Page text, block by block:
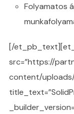
Folyamatos
[/
src=”https://
content/